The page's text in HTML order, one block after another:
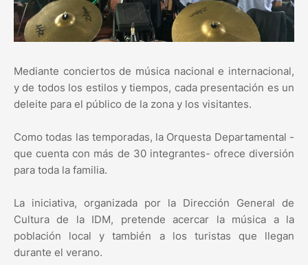
Mediante conciertos de música nacional e internacional,
y de todos los estilos y tiempos, cada presentación es un
deleite para el público de la zona y los visitantes.
Como todas las temporadas, la Orquesta Departamental -
que cuenta con más de 30 integrantes- ofrece diversión
para toda la familia.
La iniciativa, organizada por la Dirección General de
Cultura de la IDM, pretende acercar la música a la
población local y también a los turistas que llegan
durante el verano.